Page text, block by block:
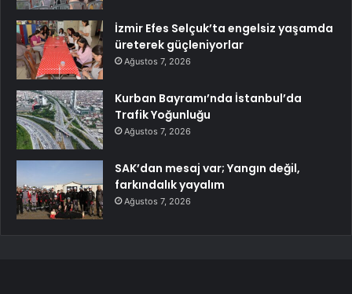
İzmir Efes Selçuk’ta engelsiz yaşamda
üreterek güçleniyorlar
Ağustos 7, 2026
Kurban Bayramı’nda İstanbul’da
Trafik Yoğunluğu
Ağustos 7, 2026
SAK’dan mesaj var; Yangın değil,
farkındalık yayalım
Ağustos 7, 2026